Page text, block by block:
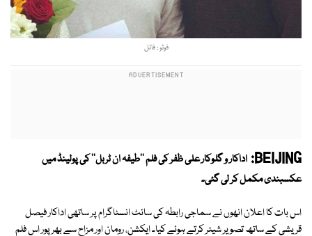
فوٹو : فائل
BEIJING: اداکار و گلوکار علی ظفر کی فلم ''طیفہ ان ٹربل'' کی پولینڈ میں
عکسبندی مکمل کر لی گئی۔
اس بات کا اعلان انھوں نے سماجی رابطہ کی سائٹ انسٹاگرام پر ساتھی اداکار فیصل
قریشی کے ساتھ تصویر شیئر کرتے ہوئے کیا۔ ایکشن، رومان اور مزاح سے بھرپور اس فلم